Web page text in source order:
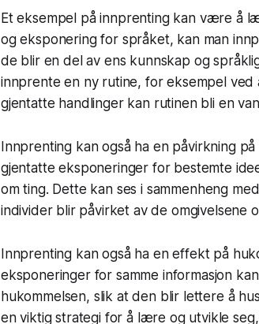
Et eksempel på innprenting kan være å
og eksponering for språket, kan man
de blir en del av ens kunnskap og
innprente en ny rutine, for eksempel ved
gjentatte handlinger kan rutinen bli en
Innprenting kan også ha en påvirkning
gjentatte eksponeringer for bestemte
om ting. Dette kan ses i sammenheng
individer blir påvirket av de omgivelsene
Innprenting kan også ha en effekt på
eksponeringer for samme informasjon
hukommelsen, slik at den blir lettere å
en viktig strategi for å lære og utvikle